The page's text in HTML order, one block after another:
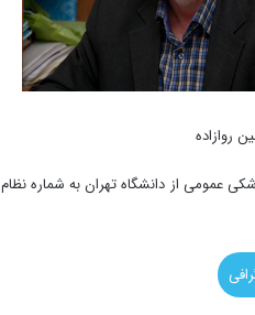
روازاده
عمومی از دانشگاه تهران به شماره نظام